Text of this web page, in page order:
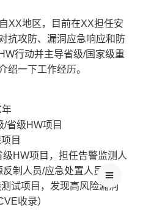
XX地区，目前在XX担任安
抗攻防、漏洞应急响应和防
行动并主导省级/国家级重
绍一下工作经历。
年
/省级HW项目
目
HW项目，担任告警监测人
制人员/应急处置人员
试项目，发现高风险漏洞
收录）